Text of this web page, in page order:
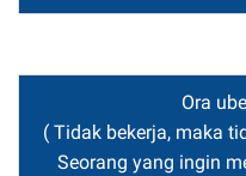
Ora
( Tidak bekerja, maka
Seorang yang ingin